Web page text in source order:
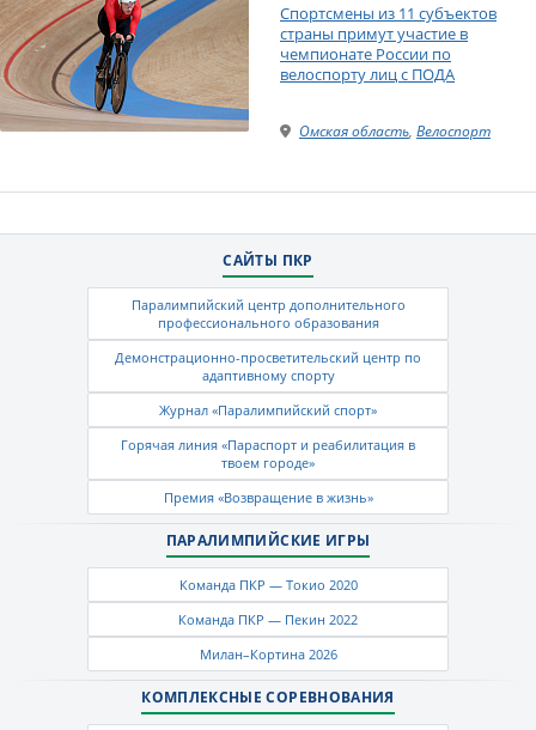
Спортсмены из 11 субъектов
страны примут участие в
чемпионате России по
велоспорту лиц с ПОДА
Омская область, Велоспорт
САЙТЫ ПКР
Паралимпийский центр дополнительного
профессионального образования
Демонстрационно-просветительский центр по
адаптивному спорту
Журнал «Паралимпийский спорт»
Горячая линия «Параспорт и реабилитация в
твоем городе»
Премия «Возвращение в жизнь»
ПАРАЛИМПИЙСКИЕ ИГРЫ
Команда ПКР — Токио 2020
Команда ПКР — Пекин 2022
Милан–Кортина 2026
КОМПЛЕКСНЫЕ СОРЕВНОВАНИЯ